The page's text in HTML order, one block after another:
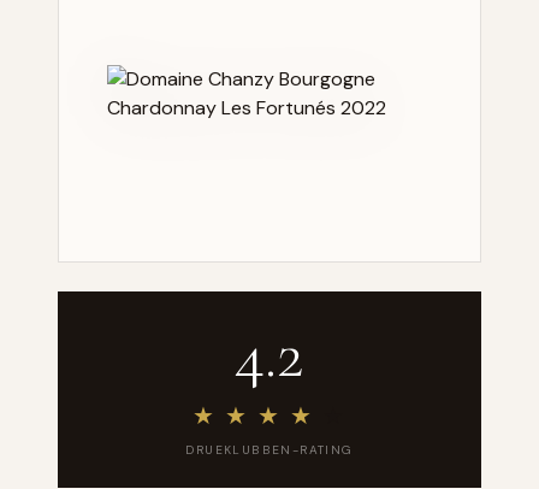
4.2
★ ★ ★ ★
DRUEKLUBBEN-RATING